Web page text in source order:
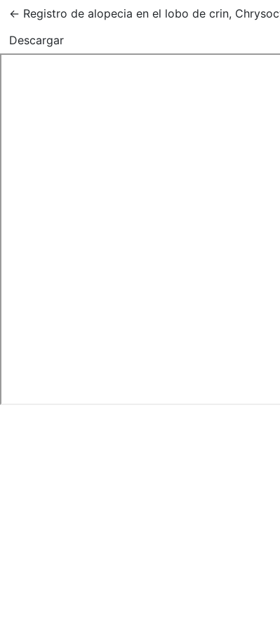
← Volver a los detalles del artículo
Registro de alopecia en el lobo de crin,
Descargar